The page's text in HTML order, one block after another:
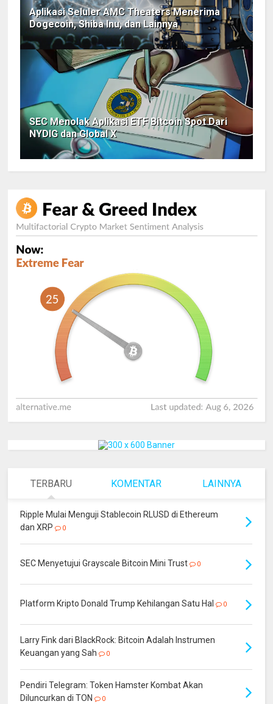
Aplikasi Seluler AMC Theaters Menerima
Dogecoin, Shiba Inu, dan Lainnya
SEC Menolak Aplikasi ETF Bitcoin Spot Dari
NYDIG dan Global X
TERBARU KOMENTAR LAINNYA
Ripple Mulai Menguji Stablecoin RLUSD di Ethereum
dan XRP
0
SEC Menyetujui Grayscale Bitcoin Mini Trust 0
Platform Kripto Donald Trump Kehilangan Satu Hal 0
Larry Fink dari BlackRock: Bitcoin Adalah Instrumen
Keuangan yang Sah
0
Pendiri Telegram: Token Hamster Kombat Akan
Diluncurkan di TON
0